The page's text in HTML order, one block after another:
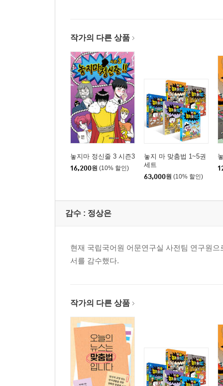
작가의 다른 상품
놓지마 정신줄 3 시즌3
16,200원 (10% 할인)
놓지 마 맞춤법 1~5권
세트
63,000원 (10% 할인)
감수 : 정상은
현재 국립국어원 어문연구실 사전팀 연구원
서를 감수했다.
작가의 다른 상품